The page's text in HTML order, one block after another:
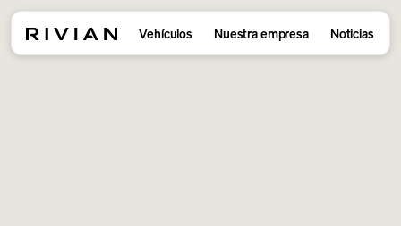
Vehículos Nuestra empresa Noticias